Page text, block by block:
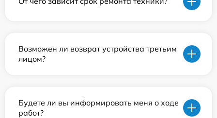
Возможен ли возврат устройства третьим
лицом?
Будете ли вы информировать меня о ходе
работ?